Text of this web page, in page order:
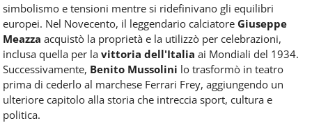
simbolismo e tensioni mentre si ridefinivano gli equilibri
europei. Nel Novecento, il leggendario calciatore Giuseppe
Meazza acquistò la proprietà e la utilizzò per celebrazioni,
inclusa quella per la vittoria dell'Italia ai Mondiali del 1934.
Successivamente, Benito Mussolini lo trasformò in teatro
prima di cederlo al marchese Ferrari Frey, aggiungendo un
ulteriore capitolo alla storia che intreccia sport, cultura e
politica.